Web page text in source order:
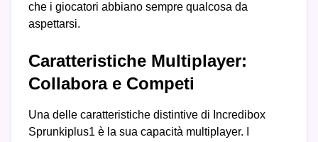
che i giocatori abbiano sempre qualcosa da
aspettarsi.
Caratteristiche Multiplayer:
Collabora e Competi
Una delle caratteristiche distintive di Incredibox
Sprunkiplus1 è la sua capacità multiplayer. I